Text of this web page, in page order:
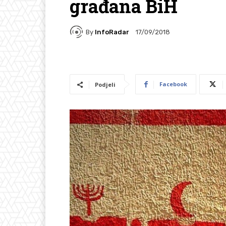
građana BiH
By InfoRadar 17/09/2018
Podjeli Facebook